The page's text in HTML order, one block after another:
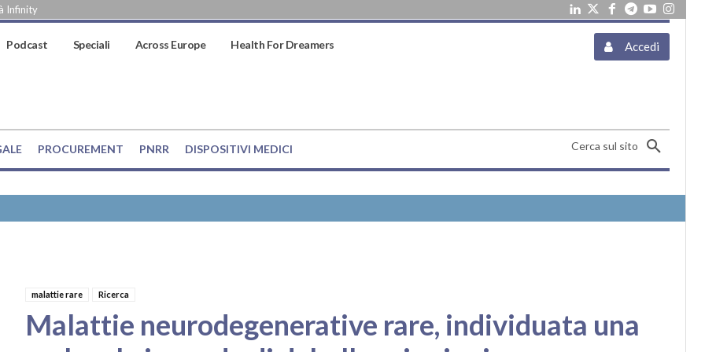
Infinity
Podcast Speciali Across Europe Health For Dreamers Accedi
PROCUREMENT PNRR DISPOSITIVI MEDICI Cerca sul sito
malattie rare Ricerca
Malattie neurodegenerative rare, individuata una